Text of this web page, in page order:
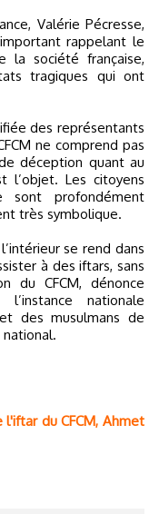
Valérie Pécresse,
rappelant le
la société française,
tragiques qui ont
des représentants
ne comprend pas
déception quant au
l’objet. Les citoyens
sont profondément
très symbolique.
se rend dans
à des iftars, sans
du CFCM, dénonce
nationale
des musulmans de
l'iftar du CFCM, Ahmet